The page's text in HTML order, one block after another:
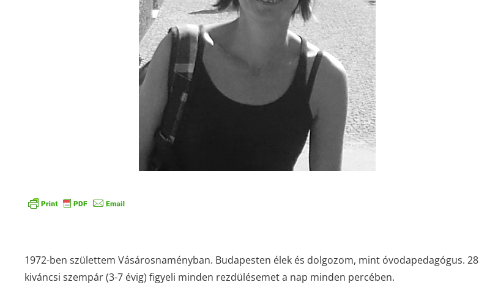
1972-ben születtem Vásárosnaményban. Budapesten élek és dolgozom, mint óvodapedagógus. 28
kiváncsi szempár (3-7 évig) figyeli minden rezdülésemet a nap minden percében.